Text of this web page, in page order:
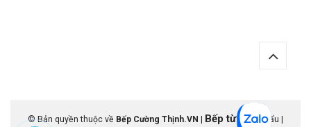
© Bản quyền thuộc về Bếp Cường Thịnh.VN Bếp từ nhập khẩu |